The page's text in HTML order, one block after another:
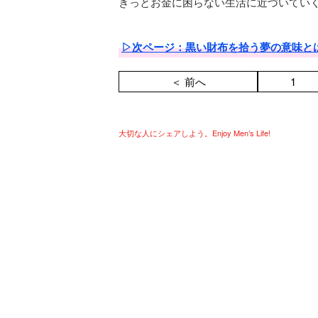
▷次ページ：黒い財布を拾う夢の意味と
＜ 前へ 1
大切な人にシェアしよう。Enjoy Men’s Life!